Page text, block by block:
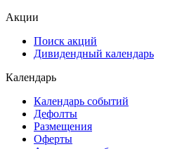
Акции
Поиск акций
Дивидендный календарь
Календарь
Календарь событий
Дефолты
Размещения
Оферты